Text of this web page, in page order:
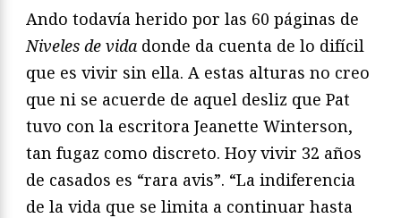
Ando todavía herido por las 60 páginas de
Niveles de vida donde da cuenta de lo difícil
que es vivir sin ella. A estas alturas no creo
que ni se acuerde de aquel desliz que Pat
tuvo con la escritora Jeanette Winterson,
tan fugaz como discreto. Hoy vivir 32 años
de casados es “rara avis”. “La indiferencia
de la vida que se limita a continuar hasta